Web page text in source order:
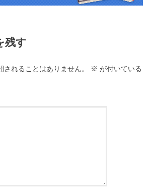
残す
されることはありません。 ※ が付いている